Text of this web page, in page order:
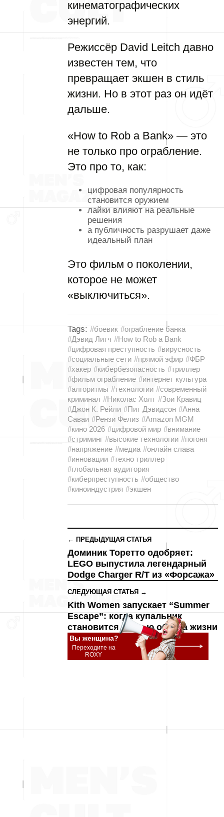
кинематографических
энергий.
Режиссёр David Leitch давно
известен тем, что
превращает экшен в стиль
жизни. Но в этот раз он идёт
дальше.
«How to Rob a Bank» — это
не только про ограбление.
Это про то, как:
цифровая популярность
становится оружием
лайки влияют на реальные
решения
а публичность разрушает даже
идеальный план
Это фильм о поколении,
которое не может
«выключиться».
Tags: #боевик #ограбление банка
#Дэвид Литч #How to Rob a Bank
#цифровая преступность #вирусность
#социальные сети #прямой эфир #ФБР
#хакер #кибербезопасность #триллер
#фильм ограбление #интернет культура
#алгоритмы #технологии #современный
криминал #Николас Холт #Зои Кравиц
#Джон К. Рейли #Пит Дэвидсон #Анна
Саваи #Рензи Фелиз #Amazon MGM
#кино 2026 #цифровой мир #внимание
#стриминг #высокие технологии #погоня
#напряжение #медиа #онлайн слава
#инновации #техно триллер
#глобальная аудитория
#киберпреступность #общество
#киноиндустрия #экшен
← ПРЕДЫДУЩАЯ СТАТЬЯ
Доминик Торетто одобряет:
LEGO выпустила легендарный
Dodge Charger R/T из «Форсажа»
СЛЕДУЮЩАЯ СТАТЬЯ →
Kith Women запускает “Summer
Escape”: когда купальник
становится частью образа жизни
Вы женщина?
Переходите на
ROXY